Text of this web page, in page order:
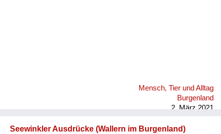
Mensch, Tier und Alltag
Burgenland
2. März 2021
Seewinkler Ausdrücke (Wallern im Burgenland)